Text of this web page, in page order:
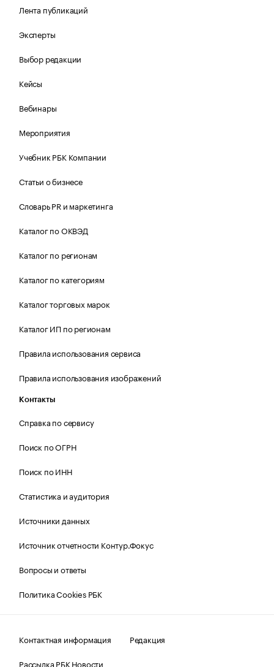
Лента публикаций
Эксперты
Выбор редакции
Кейсы
Вебинары
Мероприятия
Учебник РБК Компании
Статьи о бизнесе
Словарь PR и маркетинга
Каталог по ОКВЭД
Каталог по регионам
Каталог по категориям
Каталог торговых марок
Каталог ИП по регионам
Правила использования сервиса
Правила использования изображений
Контакты
Справка по сервису
Поиск по ОГРН
Поиск по ИНН
Статистика и аудитория
Источники данных
Источник отчетности Контур.Фокус
Вопросы и ответы
Политика Cookies РБК
Контактная информация
Редакция
Рассылка РБК Новости